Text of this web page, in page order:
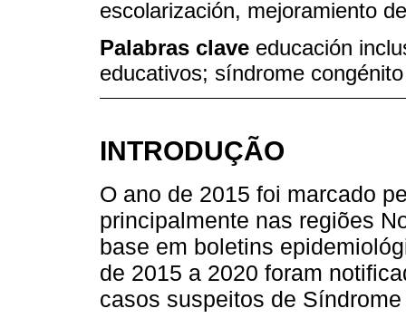
escolarización, mejoramiento
Palabras clave educación
educativos; síndrome
INTRODUÇÃO
O ano de 2015 foi marcado
principalmente nas regiões
base em boletins
de 2015 a 2020 foram
casos suspeitos de